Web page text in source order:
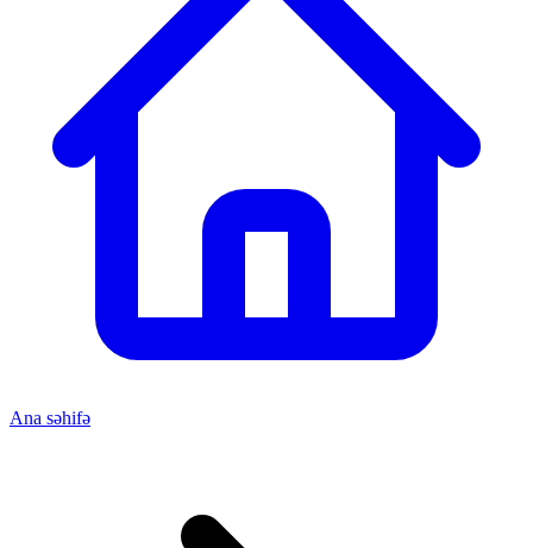
Ana səhifə